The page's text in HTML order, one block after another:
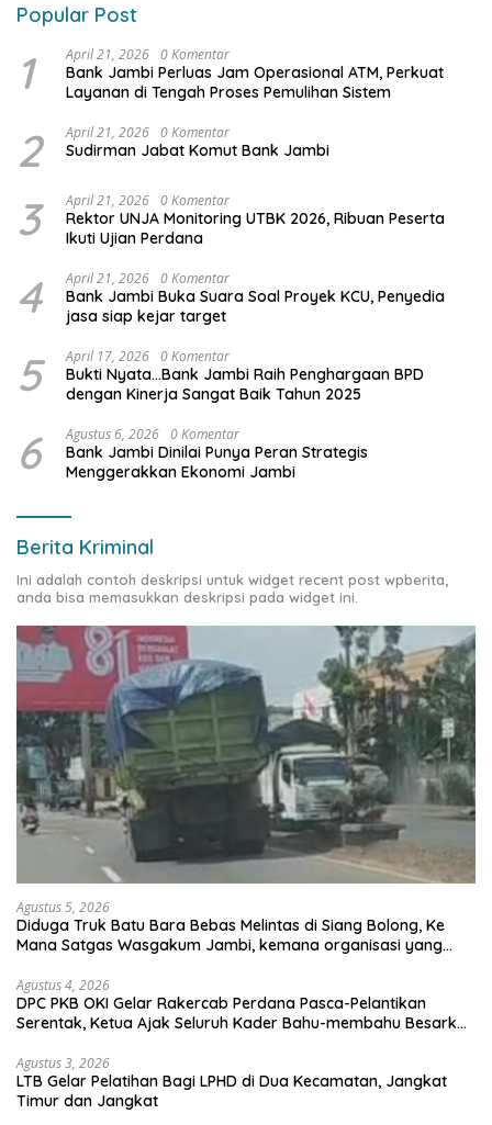
Popular Post
1 April 21, 2026 0 Komentar
Bank Jambi Perluas Jam Operasional ATM, Perkuat
Layanan di Tengah Proses Pemulihan Sistem
2 April 21, 2026 0 Komentar
Sudirman Jabat Komut Bank Jambi
3 April 21, 2026 0 Komentar
Rektor UNJA Monitoring UTBK 2026, Ribuan Peserta
Ikuti Ujian Perdana
4 April 21, 2026 0 Komentar
Bank Jambi Buka Suara Soal Proyek KCU, Penyedia
jasa siap kejar target
5 April 17, 2026 0 Komentar
Bukti Nyata…Bank Jambi Raih Penghargaan BPD
dengan Kinerja Sangat Baik Tahun 2025
6 Agustus 6, 2026 0 Komentar
Bank Jambi Dinilai Punya Peran Strategis
Menggerakkan Ekonomi Jambi
Berita Kriminal
Ini adalah contoh deskripsi untuk widget recent post wpberita,
anda bisa memasukkan deskripsi pada widget ini.
Agustus 5, 2026
Diduga Truk Batu Bara Bebas Melintas di Siang Bolong, Ke
Mana Satgas Wasgakum Jambi, kemana organisasi yang
Agustus 4, 2026
DPC PKB OKI Gelar Rakercab Perdana Pasca-Pelantikan
Serentak, Ketua Ajak Seluruh Kader Bahu-membahu Besarkan
Agustus 3, 2026
LTB Gelar Pelatihan Bagi LPHD di Dua Kecamatan, Jangkat
Timur dan Jangkat